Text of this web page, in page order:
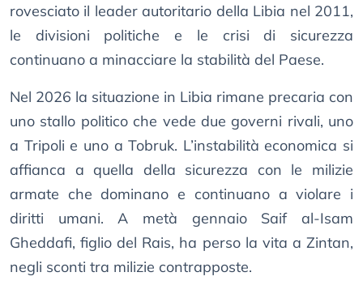
rovesciato il leader autoritario della Libia nel 2011,
le divisioni politiche e le crisi di sicurezza
continuano a minacciare la stabilità del Paese.
Nel 2026 la situazione in Libia rimane precaria con
uno stallo politico che vede due governi rivali, uno
a Tripoli e uno a Tobruk. L’instabilità economica si
affianca a quella della sicurezza con le milizie
armate che dominano e continuano a violare i
diritti umani. A metà gennaio Saif al-Isam
Gheddafi, figlio del Rais, ha perso la vita a Zintan,
negli sconti tra milizie contrapposte.